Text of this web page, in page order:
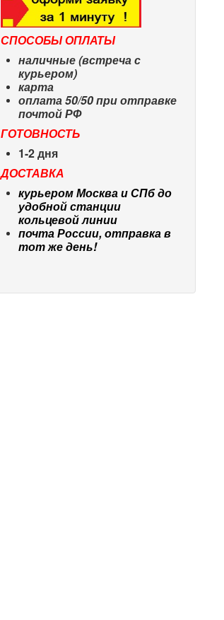
СПОСОБЫ ОПЛАТЫ
наличные (встреча с
курьером)
карта
оплата 50/50 при отправке
почтой РФ
ГОТОВНОСТЬ
1-2 дня
ДОСТАВКА
курьером Москва и СПб до
удобной станции
кольцевой линии
почта России, отправка в
тот же день!